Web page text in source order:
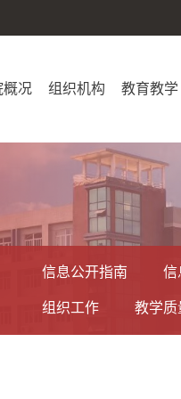
概况 组织机构 教育教学
信息公开指南 信
组织工作 教学质